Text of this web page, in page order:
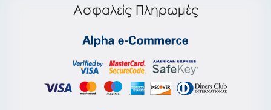
Ασφαλείς Πληρωμές